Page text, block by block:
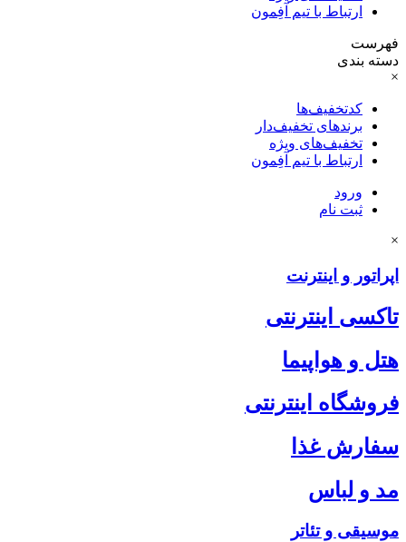
ارتباط با تیم آفِمون
فهرست
دسته بندی
×
کدتخفیف‌ها
برندهای تخفیف‌دار
تخفیف‌های ویژه
ارتباط با تیم آفِمون
ورود
ثبت نام
×
اپراتور و اینترنت
تاکسی اینترنتی
هتل و هواپیما
فروشگاه اینترنتی
سفارش غذا
مد و لباس
موسیقی و تئاتر